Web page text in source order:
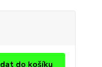
do košíku